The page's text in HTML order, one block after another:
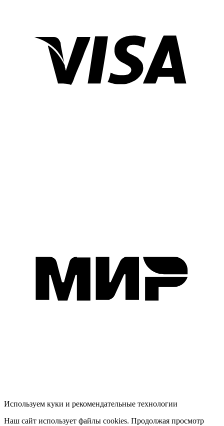
Используем куки и рекомендательные технологии
Наш сайт использует файлы cookies. Продолжая просмотр